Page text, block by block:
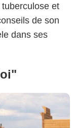
et
de son
dans ses